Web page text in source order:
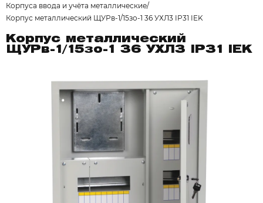
Корпуса ввода и учёта металлические
Корпус металлический ЩУРв-1/15зо-1 36 УХЛ3 IP31 IEK
Корпус металлический
ЩУРв-1/15зо-1 36 УХЛ3 IP31 IEK